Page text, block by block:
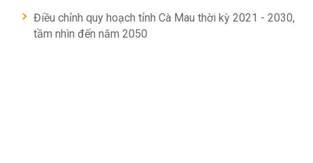
Điều chỉnh quy hoạch tỉnh Cà Mau thời kỳ 2021 - 2030,
tầm nhìn đến năm 2050